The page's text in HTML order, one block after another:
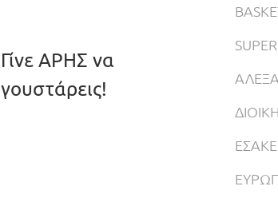
Γίνε ΑΡΗΣ να
γουστάρεις!
ΕΣΑΚΕ